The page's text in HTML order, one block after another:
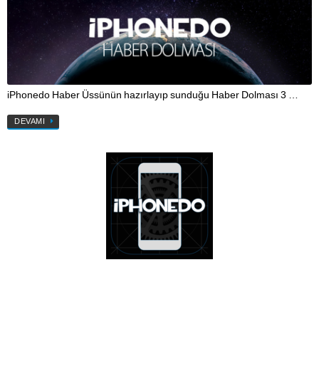
iPhonedo Haber Üssünün hazırlayıp sunduğu Haber Dolması 3 …
DEVAMI